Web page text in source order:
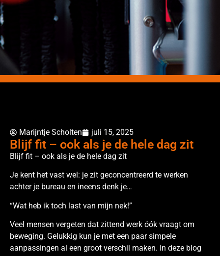
Marijntje Scholten juli 15, 2025
Blijf fit – ook als je de hele dag zit
Blijf fit – ook als je de hele dag zit
Je kent het vast wel: je zit geconcentreerd te werken
achter je bureau en ineens denk je…
“Wat heb ik toch last van mijn nek!”
Veel mensen vergeten dat zittend werk óók vraagt om
beweging. Gelukkig kun je met een paar simpele
aanpassingen al een groot verschil maken. In deze blog